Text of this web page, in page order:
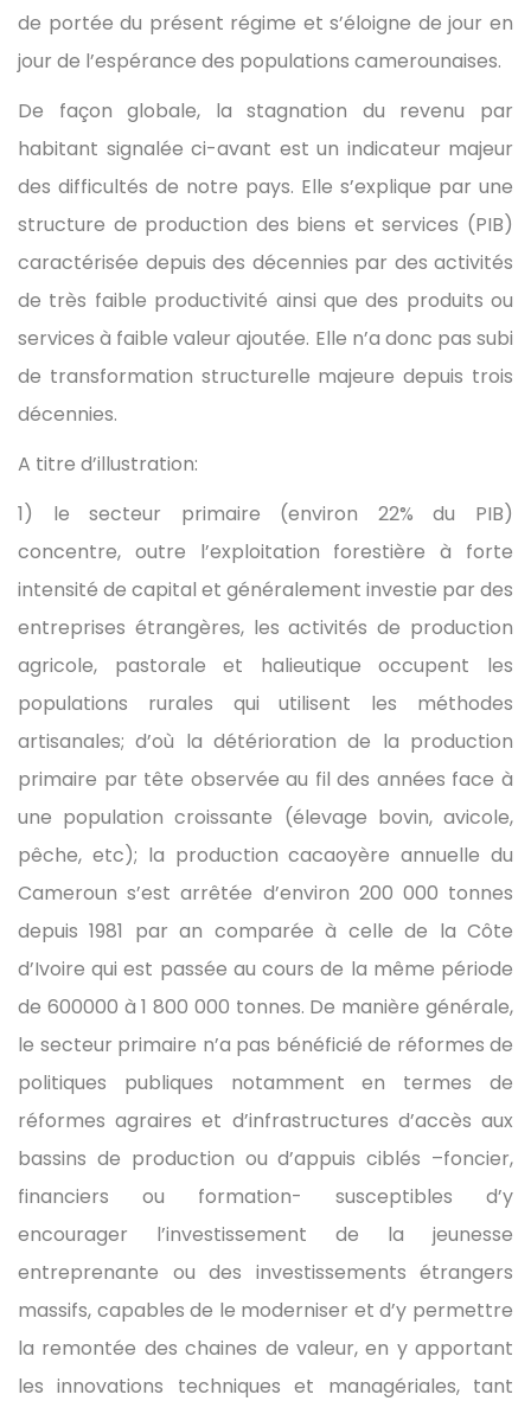
de portée du présent régime et s’éloigne de jour en
jour de l’espérance des populations camerounaises.
De façon globale, la stagnation du revenu par
habitant signalée ci-avant est un indicateur majeur
des difficultés de notre pays. Elle s’explique par une
structure de production des biens et services (PIB)
caractérisée depuis des décennies par des activités
de très faible productivité ainsi que des produits ou
services à faible valeur ajoutée. Elle n’a donc pas subi
de transformation structurelle majeure depuis trois
décennies.
A titre d’illustration:
1) le secteur primaire (environ 22% du PIB)
concentre, outre l’exploitation forestière à forte
intensité de capital et généralement investie par des
entreprises étrangères, les activités de production
agricole, pastorale et halieutique occupent les
populations rurales qui utilisent les méthodes
artisanales; d’où la détérioration de la production
primaire par tête observée au fil des années face à
une population croissante (élevage bovin, avicole,
pêche, etc); la production cacaoyère annuelle du
Cameroun s’est arrêtée d’environ 200 000 tonnes
depuis 1981 par an comparée à celle de la Côte
d’Ivoire qui est passée au cours de la même période
de 600000 à 1 800 000 tonnes. De manière générale,
le secteur primaire n’a pas bénéficié de réformes de
politiques publiques notamment en termes de
réformes agraires et d’infrastructures d’accès aux
bassins de production ou d’appuis ciblés –foncier,
financiers ou formation- susceptibles d’y
encourager l’investissement de la jeunesse
entreprenante ou des investissements étrangers
massifs, capables de le moderniser et d’y permettre
la remontée des chaines de valeur, en y apportant
les innovations techniques et managériales, tant